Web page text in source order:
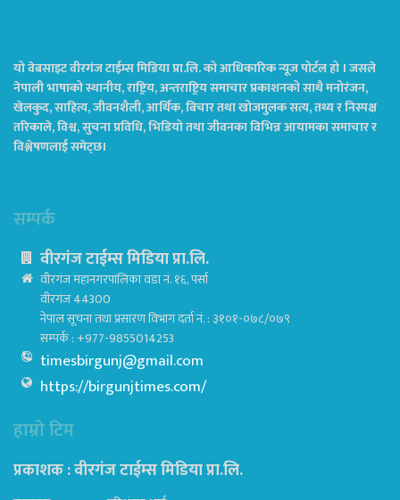
यो वेबसाइट वीरगंज टाईम्स मिडिया प्रा.लि. को आधिकारिक न्यूज पोर्टल हो । जसले
नेपाली भाषाको स्थानीय, राष्ट्रिय, अन्तराष्ट्रिय समाचार प्रकाशनको साथै मनोरंजन,
खेलकुद, साहित्य, जीवनशैली, आर्थिक, बिचार तथा खोजमुलक सत्य, तथ्य र निस्पक्ष
तरिकाले, विश्व, सुचना प्रविधि, भिडियो तथा जीवनका विभिन्न आयामका समाचार र
विश्लेषणलाई समेट्छ।
सम्पर्क
वीरगंज टाईम्स मिडिया प्रा.लि.
वीरगंज महानगरपालिका वडा नं. १६, पर्सा
वीरगंज 44300
नेपाल सूचना तथा प्रसारण विभाग दर्ता नं. : ३१०१-०७८/०७९
सम्पर्क : +977-9855014253
timesbirgunj@gmail.com
https://birgunjtimes.com/
हाम्रो टिम
प्रकाशक : वीरगंज टाईम्स मिडिया प्रा‍.लि.